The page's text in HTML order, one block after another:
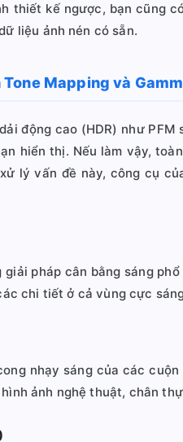
thiết kế ngược, bạn cũng
liệu ảnh nén có sẵn.
Mapping và
động cao (HDR) như
hiển thị. Nếu làm vậy,
lý vấn đề này, công cụ
pháp cân bằng sáng
chi tiết ở cả vùng cực
nhạy sáng của các
ảnh nghệ thuật, chân